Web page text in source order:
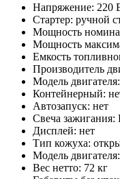
Напряжение: 220
Стартер: ручной
Мощность
Мощность
Емкость
Производитель
Модель
Контейнерный:
Автозапуск: нет
Свеча зажигания:
Дисплей: нет
Тип кожуха:
Модель
Вес нетто: 72 кг